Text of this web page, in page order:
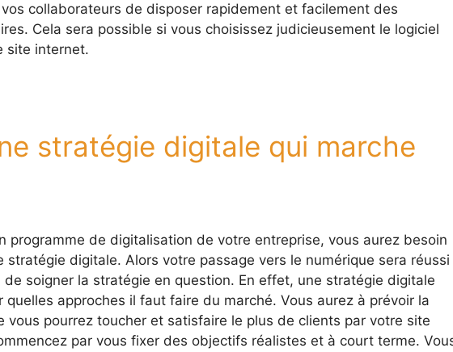
collaborateurs de disposer rapidement et facilement des
Cela sera possible si vous choisissez judicieusement le logiciel
site internet.
stratégie digitale qui marche
programme de digitalisation de votre entreprise, vous aurez besoin
stratégie digitale. Alors votre passage vers le numérique sera réussi
soigner la stratégie en question. En effet, une stratégie digitale
quelles approches il faut faire du marché. Vous aurez à prévoir la
vous pourrez toucher et satisfaire le plus de clients par votre site
par vous fixer des objectifs réalistes et à court terme.